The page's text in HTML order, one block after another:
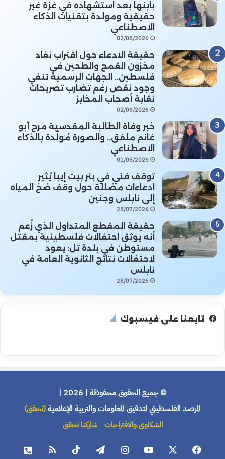
بابنها بعد استشهاده في غزة غير
حقيقية ومولدة بتقنيات الذكاء
الاصطناعي
02/08/2026
حقيقة الادعاء حول اقتراب نفاد
مخزون القمح والطحين في
فلسطين.. الجهات الرسمية تنفي
وجود نقص رغم تضارب تصريحات
نقابة أصحاب المخابز
02/08/2026
خبر وفاة الطالبة المقدسية مرح أبو
غانم ملفق.. والصورة مُولَّدة بالذكاء
الاصطناعي
01/08/2026
توقف فني في بئر بيت إيبا يُثير
ادعاءات مضللة حول وقف ضخ المياه
إلى نابلس وجنين
28/07/2026
حقيقة المقطع المتداول الذي زُعم
أنه يوثق احتفالات فلسطينية بمقتل
مستوطن في بلدة تل: يعود
لاحتفالات نتائج الثانوية العامة في
نابلس
28/07/2026
تابعنا على فيسبوك
© جميع الحقوق محفوظة | 2026 |
المرصد الفلسطيني لتدقيق المعلومات والتربية الإعلامية(تحقق)
الشكاوى والاقتراحات شاركنا تحقق
فيسبوك يوتيوب انستقرام تيلقرام ‫TikTok ملخص